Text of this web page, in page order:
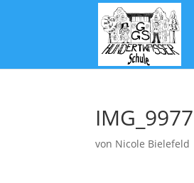
IMG_9977
von Nicole Bielefeld